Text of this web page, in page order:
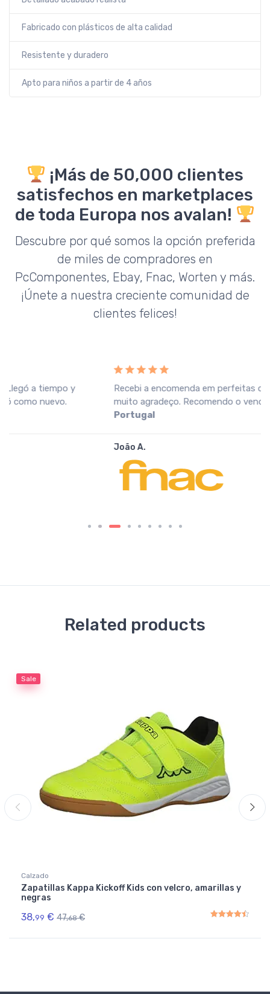
Fabricado con plásticos de alta calidad
Resistente y duradero
Apto para niños a partir de 4 años
¡Más de 50,000 clientes
satisfechos en marketplaces
de toda Europa nos avalan!
Descubre por qué somos la opción preferida
de miles de compradores en
PcComponentes, Ebay, Fnac, Worten y más.
¡Únete a nuestra creciente comunidad de
clientes felices!
Recebi a encomenda em perfeitas condições, o que
muito agradeço. Recomendo o vendedor.Fnac
Related products
Sale
Calzado
Zapatillas Kappa Kickoff Kids con velcro, amarillas y
negras
38,99 € 47,68 €